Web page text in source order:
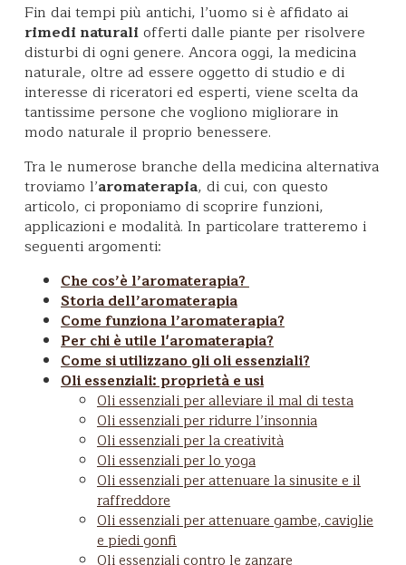
Fin dai tempi più antichi, l’uomo si è affidato ai
rimedi naturaliofferti dalle piante per risolvere
disturbi di ogni genere. Ancora oggi, la medicina
naturale, oltre ad essere oggetto di studio e di
interesse di riceratori ed esperti, viene scelta da
tantissime persone che vogliono migliorare in
modo naturale il proprio benessere.
Tra le numerose branche della medicina alternativa
troviamo l’aromaterapia, di cui, con questo
articolo, ci proponiamo di scoprire funzioni,
applicazioni e modalità. In particolare tratteremo i
seguenti argomenti:
Che cos’è l’aromaterapia?
Storia dell’aromaterapia
Come funziona l’aromaterapia?
Per chi è utile l'aromaterapia?
Come si utilizzano gli oli essenziali?
Oli essenziali: proprietà e usi
Oli essenziali per alleviare il mal di testa
Oli essenziali per ridurre l’insonnia
Oli essenziali per la creatività
Oli essenziali per lo yoga
Oli essenziali per attenuare la sinusite e il
raffreddore
Oli essenziali per attenuare gambe, caviglie
e piedi gonfi